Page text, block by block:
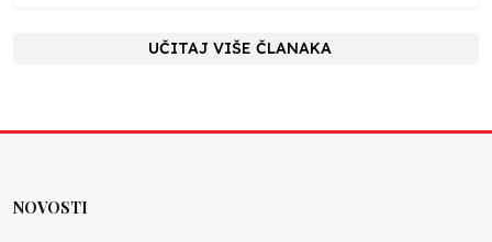
UČITAJ VIŠE ČLANAKA
NOVOSTI